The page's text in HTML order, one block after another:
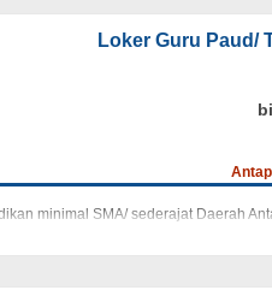
Loker Guru Paud/
minimal SMA/ sederajat Daerah